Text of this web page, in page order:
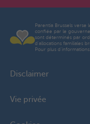
Parentia Brussels verse
confiée par le
sont déterminés par
d'allocations familiales
Pour plus
Disclaimer
Vie privée